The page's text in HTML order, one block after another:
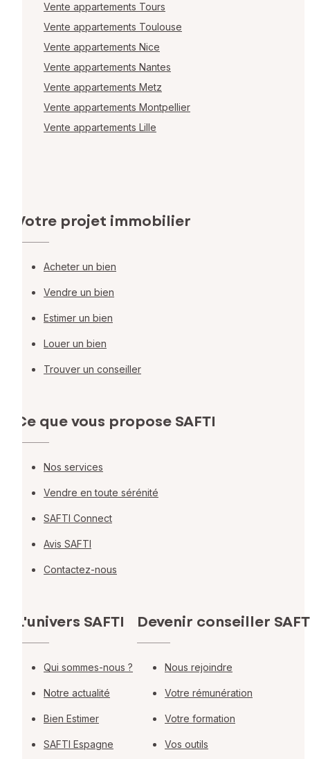
Vente appartements Tours
Vente appartements Toulouse
Vente appartements Nice
Vente appartements Nantes
Vente appartements Metz
Vente appartements Montpellier
Vente appartements Lille
Votre projet immobilier
Acheter un bien
Vendre un bien
Estimer un bien
Louer un bien
Trouver un conseiller
Ce que vous propose SAFTI
Nos services
Vendre en toute sérénité
SAFTI Connect
Avis SAFTI
Contactez-nous
L'univers SAFTI
Qui sommes-nous ?
Notre actualité
Bien Estimer
SAFTI Espagne
Devenir conseiller
Nous rejoindre
Votre rémunération
Votre formation
Vos outils